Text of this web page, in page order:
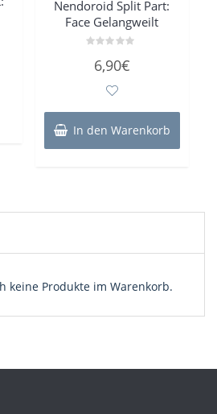
Nendoroid Split Part:
Face Gelangweilt
mit6,90€
In den Warenkorb
keine Produkte im Warenkorb.